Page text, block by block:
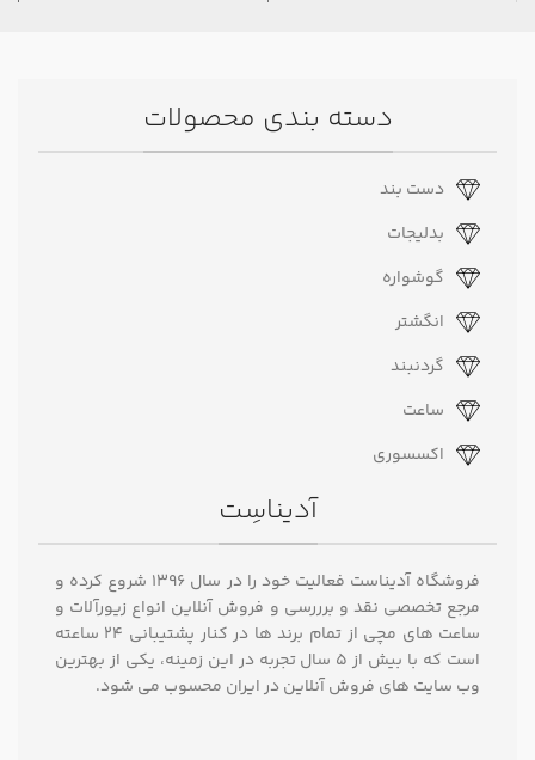
دسته بندی محصولات
دست بند
بدلیجات
گوشواره
انگشتر
گردنبند
ساعت
اکسسوری
آدیناسِت
فروشگاه آدیناست فعالیت خود را در سال ۱۳۹۶ شروع کرده و
مرجع تخصصی نقد و برررسی و فروش آنلاین انواع زیورآلات و
ساعت های مچی از تمام برند ها در کنار پشتیبانی ۲۴ ساعته
است که با بیش از 5 سال تجربه در این زمینه، یکی از بهترین
وب سایت های فروش آنلاین در ایران محسوب می شود.